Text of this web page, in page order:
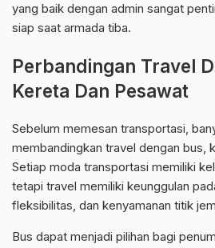
yang baik dengan admin sangat
siap saat armada tiba.
Perbandingan Travel
Kereta Dan Pesawat
Sebelum memesan transportasi,
membandingkan travel dengan bus,
Setiap moda transportasi memiliki
tetapi travel memiliki keunggulan
fleksibilitas, dan kenyamanan titik
Bus dapat menjadi pilihan bagi